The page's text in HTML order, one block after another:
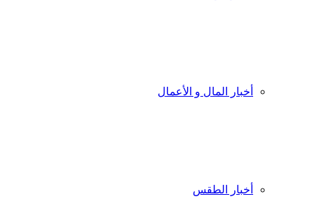
أخبار المال و الأعمال
أخبار الطقس